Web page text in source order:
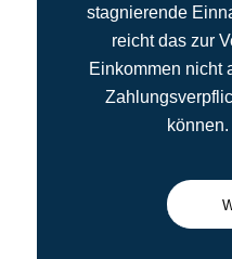
stagnierende
reicht das zur
Einkommen nicht